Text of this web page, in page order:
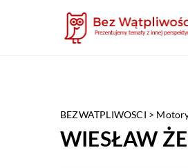
BEZWATPLIWOSCI >
WIESŁAW